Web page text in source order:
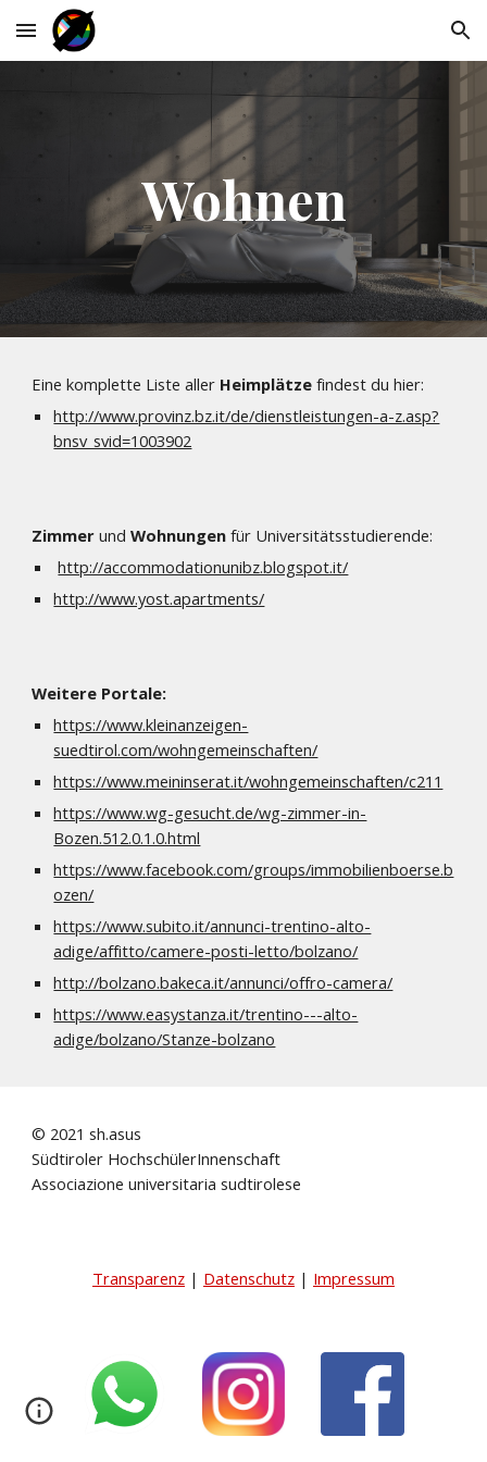
Skip to main content Skip to navigation
Wohnen
Eine komplette Liste aller Heimplätze findest du hier:
http://www.provinz.bz.it/de/dienstleistungen-a-z.asp?
bnsv_svid=1003902
Zimmer und Wohnungen für Universitätsstudierende:
http://accommodationunibz.blogspot.it/
http://www.yost.apartments/
Weitere Portale:
https://www.kleinanzeigen-
suedtirol.com/wohngemeinschaften/
https://www.meininserat.it/wohngemeinschaften/c211
https://www.wg-gesucht.de/wg-zimmer-in-
Bozen.512.0.1.0.html
https://www.facebook.com/groups/immobilienboerse.b
ozen/
https://www.subito.it/annunci-trentino-alto-
adige/affitto/camere-posti-letto/bolzano/
http://bolzano.bakeca.it/annunci/offro-camera/
https://www.easystanza.it/trentino---alto-
adige/bolzano/Stanze-bolzano
© 2021 sh.asus
Südtiroler HochschülerInnenschaft
Associazione universitaria sudtirolese
Transparenz | Datenschutz | Impressum